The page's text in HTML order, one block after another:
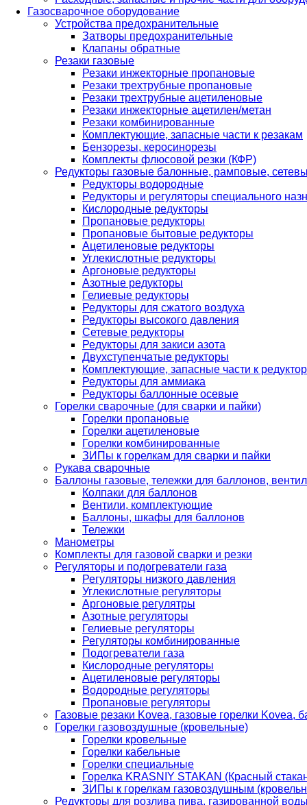
Газосварочное оборудование
Устройства предохранительные
Затворы предохранительные
Клапаны обратные
Резаки газовые
Резаки инжекторные пропановые
Резаки трехтрубные пропановые
Резаки трехтрубные ацетиленовые
Резаки инжекторные ацетилен/метан
Резаки комбинированные
Комплектующие, запасные части к резакам
Бензорезы, керосинорезы
Комплекты флюсовой резки (КФР)
Редукторы газовые балонные, рамповые,
Редукторы водородные
Редукторы и регуляторы специального
Кислородные редукторы
Пропановые редукторы
Пропановые бытовые редукторы
Ацетиленовые редукторы
Углекислотные редукторы
Аргоновые редукторы
Азотные редукторы
Гелиевые редукторы
Редукторы для сжатого воздуха
Редукторы высокого давления
Сетевые редукторы
Редукторы для закиси азота
Двухступенчатые редукторы
Комплектующие, запасные части к
Редукторы для аммиака
Редукторы баллонные осевые
Горелки сварочные (для сварки и пайки)
Горелки пропановые
Горелки ацетиленовые
Горелки комбинированные
ЗИПы к горелкам для сварки и пайки
Рукава сварочные
Баллоны газовые, тележки для баллонов,
Колпаки для баллонов
Вентили, комплектующие
Баллоны, шкафы для баллонов
Тележки
Манометры
Комплекты для газовой сварки и резки
Регуляторы и подогреватели газа
Регуляторы низкого давления
Углекислотные регуляторы
Аргоновые регулятры
Азотные регуляторы
Гелиевые регуляторы
Регуляторы комбинированные
Подогреватели газа
Кислородные регуляторы
Ацетиленовые регуляторы
Водородные регуляторы
Пропановые регуляторы
Газовые резаки Kovea, газовые горелки Kovea,
Горелки газовоздушные (кровельные)
Горелки кровельные
Горелки кабельные
Горелки специальные
Горелка KRASNIY STAKAN (Красный
ЗИПы к горелкам газовоздушным
Редукторы для розлива пива, газированной